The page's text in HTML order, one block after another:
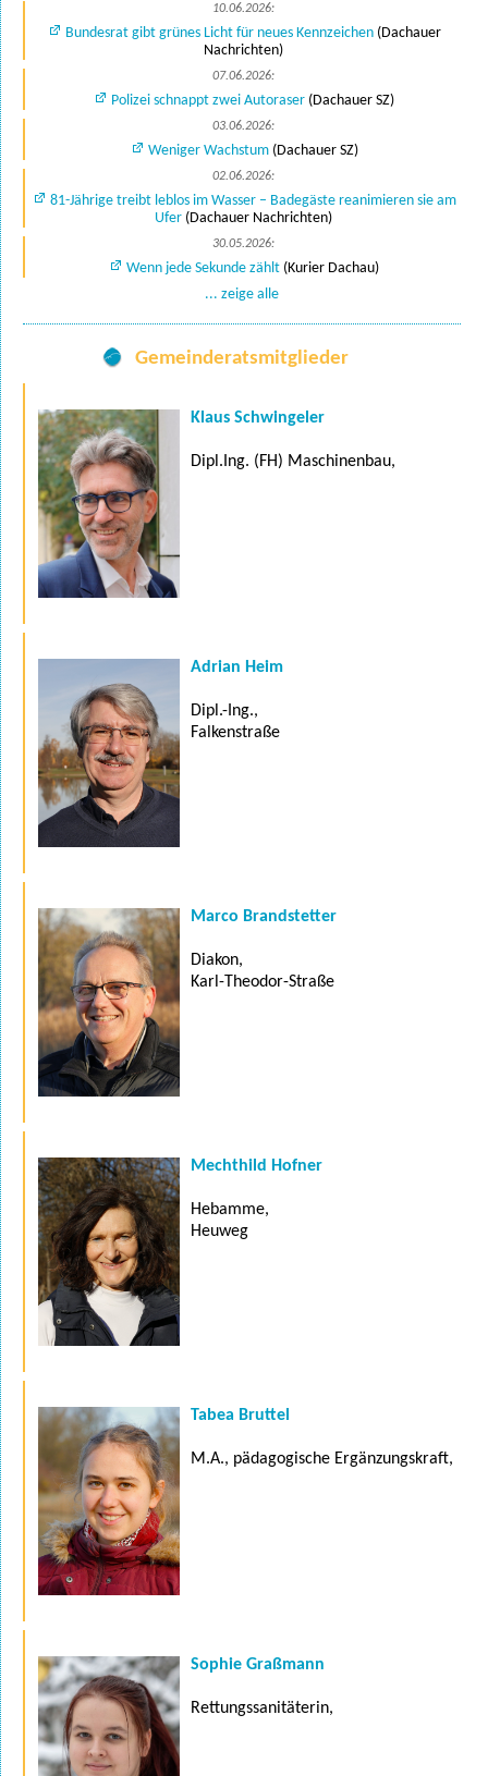
10.06.2026:
Bundesrat gibt grünes Licht für neues Kennzeichen(Dachauer
Nachrichten)
07.06.2026:
Polizei schnappt zwei Autoraser (Dachauer SZ)
03.06.2026:
Weniger Wachstum(Dachauer SZ)
02.06.2026:
81-Jährige treibt leblos im Wasser – Badegäste reanimieren sie am
Ufer(Dachauer Nachrichten)
30.05.2026:
Wenn jede Sekunde zählt (Kurier Dachau)
... zeige alle
Gemeinderatsmitglieder
Klaus Schwingeler
Dipl.Ing. (FH) Maschinenbau,
Adrian Heim
Dipl.-Ing.,
Falkenstraße
Marco Brandstetter
Diakon,
Karl-Theodor-Straße
Mechthild Hofner
Hebamme,
Heuweg
Tabea Bruttel
M.A., pädagogische Ergänzungskraft,
Sophie Graßmann
Rettungssanitäterin,